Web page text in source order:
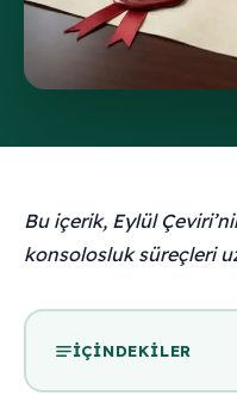
Bu içerik, Eylül
konsolosluk süreçleri
İÇINDEKILER